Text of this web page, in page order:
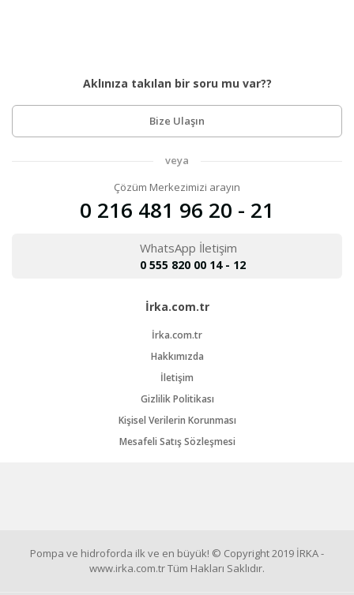
Aklınıza takılan bir soru mu var??
Bize Ulaşın
veya
Çözüm Merkezimizi arayın
0 216 481 96 20 - 21
WhatsApp İletişim
0 555 820 00 14 - 12
İrka.com.tr
İrka.com.tr
Hakkımızda
İletişim
Gizlilik Politikası
Kişisel Verilerin Korunması
Mesafeli Satış Sözleşmesi
Pompa ve hidroforda ilk ve en büyük! © Copyright 2019 İRKA -
www.irka.com.tr Tüm Hakları Saklıdır.